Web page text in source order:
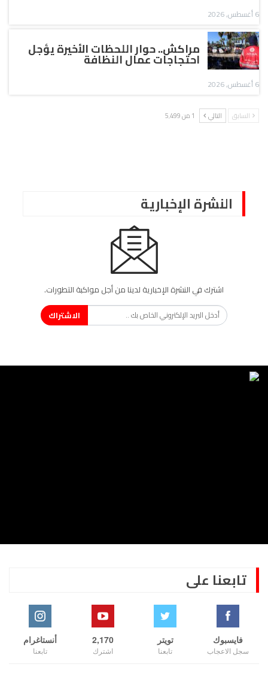
6 أغسطس, 2026
مراكش.. حوار اللحظات الأخيرة يؤجل
احتجاجات عمال النظافة
6 أغسطس, 2026
السابق التالي 1 من 5٬499
النشرة الإخبارية
اشترك في النشرة الإخبارية لدينا من أجل مواكبة التطورات.
الاشتراك
تابعنا على
فايسبوك
سجل الاعجاب
تويتر
تابعنا
2,170
اشترك
أنستاغرام
تابعنا